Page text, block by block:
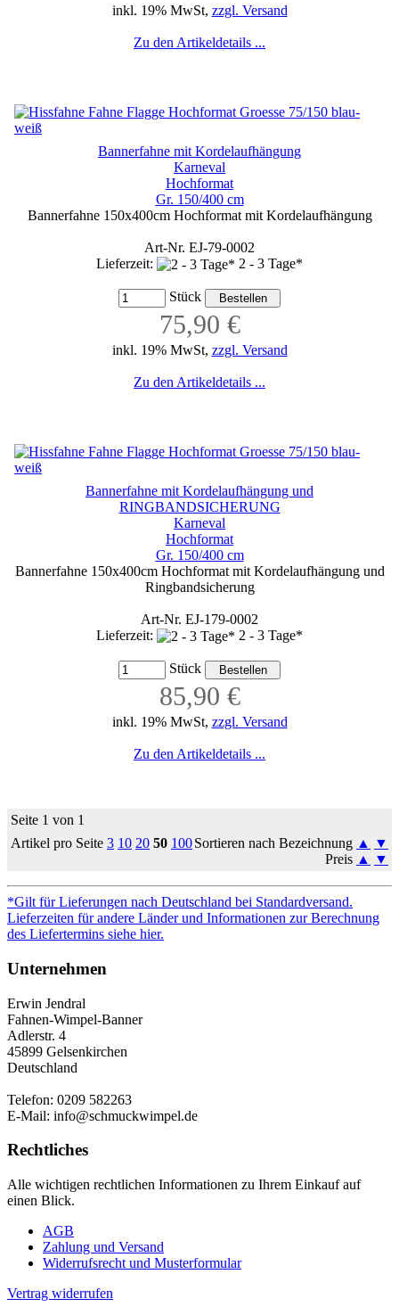
inkl. 19% MwSt, zzgl. Versand
Zu den Artikeldetails ...
Bannerfahne mit Kordelaufhängung
Karneval
Hochformat
Gr. 150/400 cm
Bannerfahne 150x400cm Hochformat mit Kordelaufhängung
Art-Nr. EJ-79-0002
Lieferzeit:
2 - 3 Tage*
Stück
75,90 €
inkl. 19% MwSt, zzgl. Versand
Zu den Artikeldetails ...
Bannerfahne mit Kordelaufhängung und
RINGBANDSICHERUNG
Karneval
Hochformat
Gr. 150/400 cm
Bannerfahne 150x400cm Hochformat mit Kordelaufhängung und
Ringbandsicherung
Art-Nr. EJ-179-0002
Lieferzeit:
2 - 3 Tage*
Stück
85,90 €
inkl. 19% MwSt, zzgl. Versand
Zu den Artikeldetails ...
Seite 1 von 1
Artikel pro Seite 3 10 20 50 100Sortieren nach Bezeichnung ▲
▼
Preis ▲ ▼
*Gilt für Lieferungen nach Deutschland bei Standardversand.
Lieferzeiten für andere Länder und Informationen zur Berechnung
des Liefertermins siehe hier.
Unternehmen
Erwin Jendral
Fahnen-Wimpel-Banner
Adlerstr. 4
45899 Gelsenkirchen
Deutschland
Telefon: 0209 582263
E-Mail: info@schmuckwimpel.de
Rechtliches
Alle wichtigen rechtlichen Informationen zu Ihrem Einkauf auf
einen Blick.
AGB
Zahlung und Versand
Widerrufsrecht und Musterformular
Vertrag widerrufen